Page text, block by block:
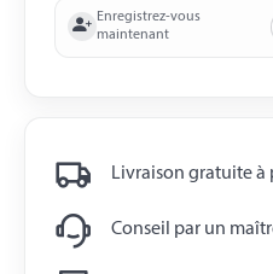
Enregistrez-vous
maintenant
Livraison gratuite à
Conseil par un